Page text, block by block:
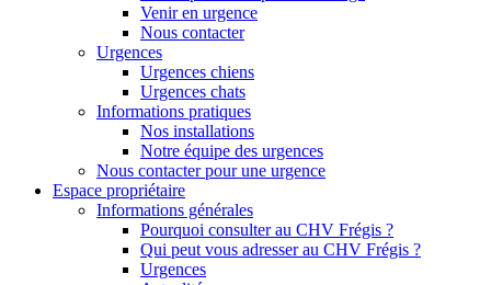
Venir en urgence
Nous contacter
Urgences
Urgences chiens
Urgences chats
Informations pratiques
Nos installations
Notre équipe des urgences
Nous contacter pour une urgence
Espace propriétaire
Informations générales
Pourquoi consulter au CHV Frégis ?
Qui peut vous adresser au CHV Frégis ?
Urgences